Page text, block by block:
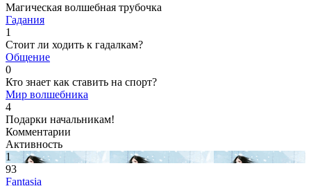
Магическая волшебная трубочка
Гадания
1
Стоит ли ходить к гадалкам?
Общение
0
Кто знает как ставить на спорт?
Мир волшебника
4
Подарки начальникам!
Комментарии
Активность
1
93
Fantasia